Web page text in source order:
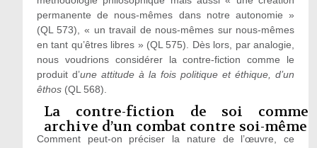
permanente de nous-mêmes dans notre autonomie »
(QL 573), « un travail de nous-mêmes sur nous-mêmes
en tant qu’êtres libres » (QL 575). Dès lors, par analogie,
nous voudrions considérer la contre-fiction comme le
produit d’une attitude à la fois politique et éthique, d’un
êthos(QL 568).
La contre-fiction de soi comme
archive d’un combat contre soi-même
Comment peut-on préciser la nature de l’œuvre, ce